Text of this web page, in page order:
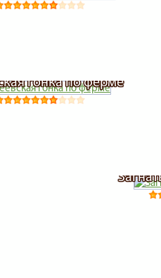
гонка по ферме